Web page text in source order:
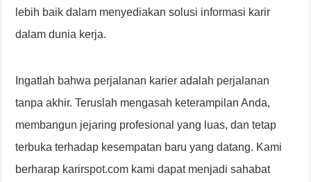
lebih baik dalam menyediakan solusi informasi karir
dalam dunia kerja.
Ingatlah bahwa perjalanan karier adalah perjalanan
tanpa akhir. Teruslah mengasah keterampilan Anda,
membangun jejaring profesional yang luas, dan tetap
terbuka terhadap kesempatan baru yang datang. Kami
berharap karirspot.com kami dapat menjadi sahabat